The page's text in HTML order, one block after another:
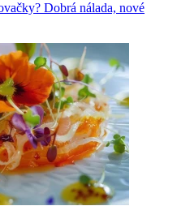
Dobrá nálada, nové